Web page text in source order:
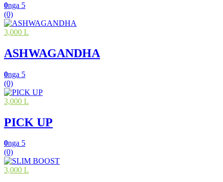
0nga 5
(0)
3,000 L
ASHWAGANDHA
0nga 5
(0)
3,000 L
PICK UP
0nga 5
(0)
3,000 L